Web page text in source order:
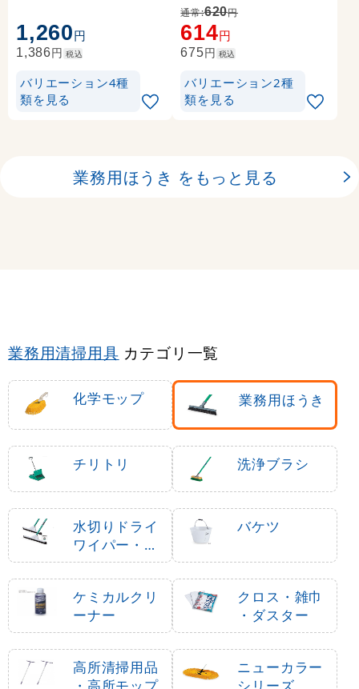
1,260円
1,386円 税込
バリエーション4種
類を見る
ー (CL-465-500-0)
通常:620円
614円
675円 税込
バリエーション2種
類を見る
業務用ほうき をもっと見る
業務用清掃用具 カテゴリ一覧
化学モップ 業務用ほうき
チリトリ 洗浄ブラシ
水切りドライ
ワイパー・通
水カップ
バケツ
ケミカルクリ
ーナー
クロス・雑巾
・ダスター
高所清掃用品
・高所モップ
ニューカラー
シリーズ